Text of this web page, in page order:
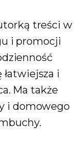
treści w
i promocji
i
Ma także
i domowego